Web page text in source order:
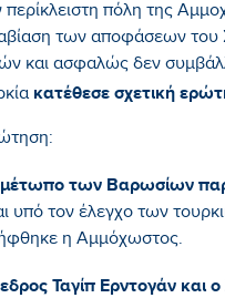
πόλη της
των αποφάσεων του
και ασφαλώς δεν
κατέθεσε σχετική
των Βαρωσίων
υπό τον έλεγχο των
η Αμμόχωστος.
Ταγίπ Ερντογάν και